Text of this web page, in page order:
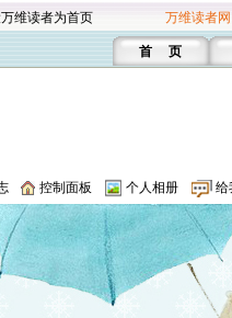
维读者为首页 万维读者
首 页
控制面板 个人相册 给